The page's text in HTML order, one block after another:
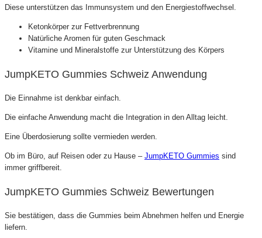
Diese unterstützen das Immunsystem und den Energiestoffwechsel.
Ketonkörper zur Fettverbrennung
Natürliche Aromen für guten Geschmack
Vitamine und Mineralstoffe zur Unterstützung des Körpers
JumpKETO Gummies Schweiz Anwendung
Die Einnahme ist denkbar einfach.
Die einfache Anwendung macht die Integration in den Alltag leicht.
Eine Überdosierung sollte vermieden werden.
Ob im Büro, auf Reisen oder zu Hause – JumpKETO Gummies sind
immer griffbereit.
JumpKETO Gummies Schweiz Bewertungen
Sie bestätigen, dass die Gummies beim Abnehmen helfen und Energie
liefern.